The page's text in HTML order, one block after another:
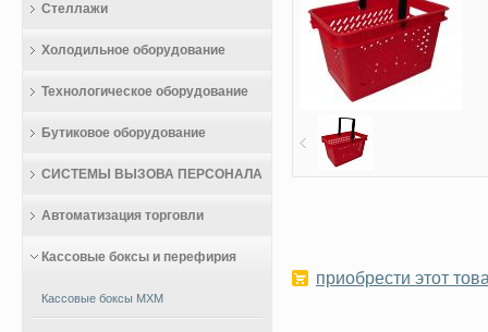
приобрести этот
Стеллажи
Холодильное оборудование
Технологическое оборудование
Бутиковое оборудование
СИСТЕМЫ ВЫЗОВА ПЕРСОНАЛА
Автоматизация торговли
Кассовые боксы и перефирия
Кассовые боксы МХМ